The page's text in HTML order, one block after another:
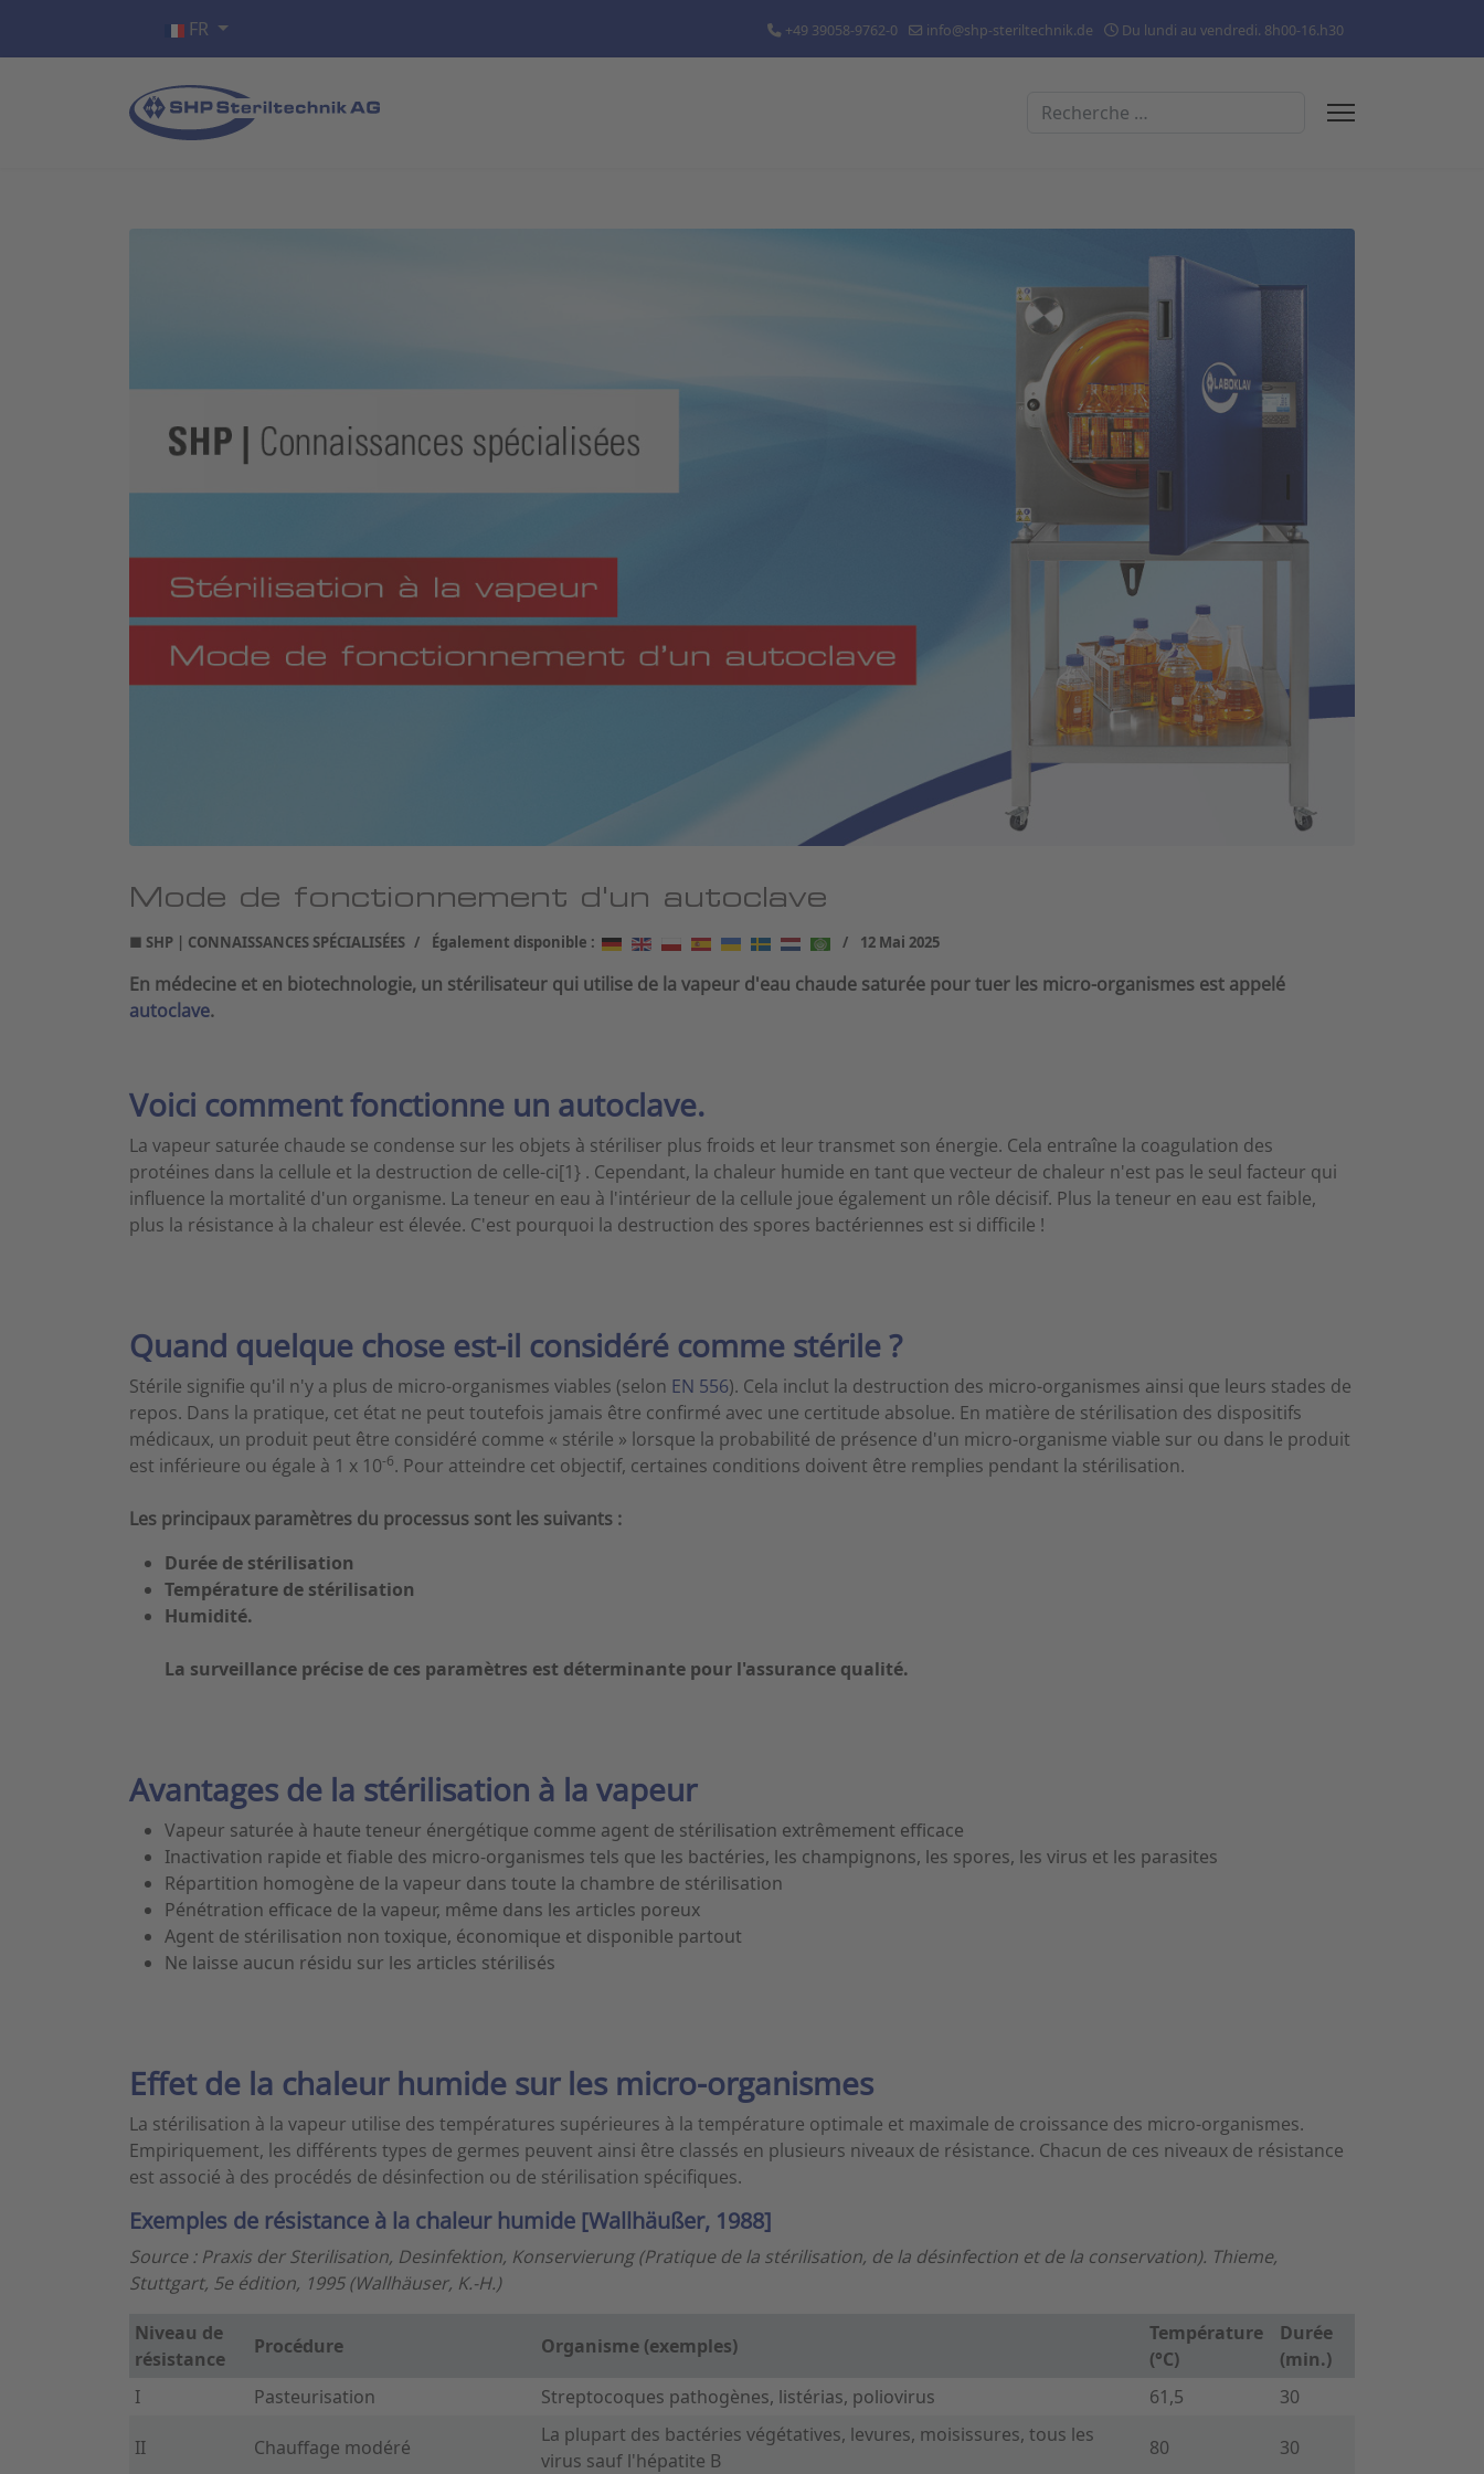
Sélectionnez votre langue
FR +49 39058-9762-0 info@shp-steriltechnik.de Du lundi au vendredi. 8h00-16.h30
Rechercher
Mode de fonctionnement d'un autoclave
■ SHP | CONNAISSANCES SPÉCIALISÉES Également disponible : 12 Mai 2025
En médecine et en biotechnologie, un stérilisateur qui utilise de la vapeur d'eau chaude saturée pour tuer les micro-organismes est appelé
autoclave.
Voici comment fonctionne un autoclave.
La vapeur saturée chaude se condense sur les objets à stériliser plus froids et leur transmet son énergie. Cela entraîne la coagulation des
protéines dans la cellule et la destruction de celle-ci[1} . Cependant, la chaleur humide en tant que vecteur de chaleur n'est pas le seul facteur qui
influence la mortalité d'un organisme. La teneur en eau à l'intérieur de la cellule joue également un rôle décisif. Plus la teneur en eau est faible,
plus la résistance à la chaleur est élevée. C'est pourquoi la destruction des spores bactériennes est si difficile !
Quand quelque chose est-il considéré comme stérile ?
Stérile signifie qu'il n'y a plus de micro-organismes viables (selon EN 556). Cela inclut la destruction des micro-organismes ainsi que leurs stades de
repos. Dans la pratique, cet état ne peut toutefois jamais être confirmé avec une certitude absolue. En matière de stérilisation des dispositifs
médicaux, un produit peut être considéré comme « stérile » lorsque la probabilité de présence d'un micro-organisme viable sur ou dans le produit
est inférieure ou égale à 1 x 10-6. Pour atteindre cet objectif, certaines conditions doivent être remplies pendant la stérilisation.
Les principaux paramètres du processus sont les suivants :
Durée de stérilisation
Température de stérilisation
Humidité.
La surveillance précise de ces paramètres est déterminante pour l'assurance qualité.
Avantages de la stérilisation à la vapeur
Vapeur saturée à haute teneur énergétique comme agent de stérilisation extrêmement efficace
Inactivation rapide et fiable des micro-organismes tels que les bactéries, les champignons, les spores, les virus et les parasites
Répartition homogène de la vapeur dans toute la chambre de stérilisation
Pénétration efficace de la vapeur, même dans les articles poreux
Agent de stérilisation non toxique, économique et disponible partout
Ne laisse aucun résidu sur les articles stérilisés
Effet de la chaleur humide sur les micro-organismes
La stérilisation à la vapeur utilise des températures supérieures à la température optimale et maximale de croissance des micro-organismes.
Empiriquement, les différents types de germes peuvent ainsi être classés en plusieurs niveaux de résistance. Chacun de ces niveaux de résistance
est associé à des procédés de désinfection ou de stérilisation spécifiques.
Exemples de résistance à la chaleur humide [Wallhäußer, 1988]
Source : Praxis der Sterilisation, Desinfektion, Konservierung (Pratique de la stérilisation, de la désinfection et de la conservation). Thieme,
Stuttgart, 5e édition, 1995 (Wallhäuser, K.-H.)
Niveau de
résistance
Procédure Organisme (exemples)
Température
(°C)
Durée
(min.)
I
Pasteurisation Streptocoques pathogènes, listérias, poliovirus 61,5 30
II Chauffage modéré
La plupart des bactéries végétatives, levures, moisissures, tous les
virus sauf l'hépatite B
80 30